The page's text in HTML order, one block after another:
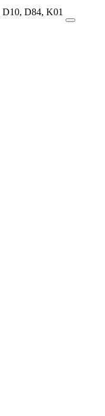
D10, D84, K01